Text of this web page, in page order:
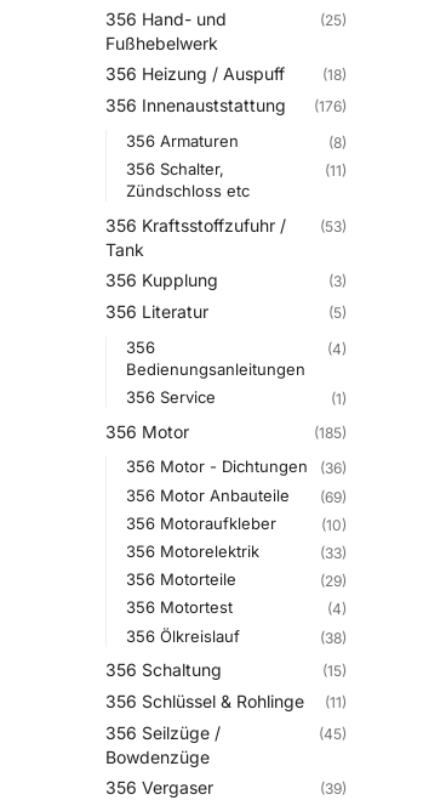
356 Hand- und
Fußhebelwerk
(25)
356 Heizung / Auspuff (18)
356 Innenauststattung (176)
356 Armaturen (8)
356 Schalter,
Zündschloss etc
(11)
356 Kraftsstoffzufuhr /
Tank
(53)
356 Kupplung (3)
356 Literatur (5)
356
Bedienungsanleitungen
(4)
356 Service (1)
356 Motor (185)
356 Motor - Dichtungen (36)
356 Motor Anbauteile (69)
356 Motoraufkleber (10)
356 Motorelektrik (33)
356 Motorteile (29)
356 Motortest (4)
356 Ölkreislauf (38)
356 Schaltung (15)
356 Schlüssel & Rohlinge (11)
356 Seilzüge /
Bowdenzüge
(45)
356 Vergaser (39)